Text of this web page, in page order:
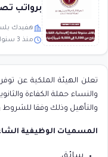
برواتب تصل الى
هفيدك
منذ 3 سنوات
تعلن الهيئة الملكية عن
والنساء حملة الكفاءة
والتأهيل وذلك وفقا للشروط
المسميات الوظيفية